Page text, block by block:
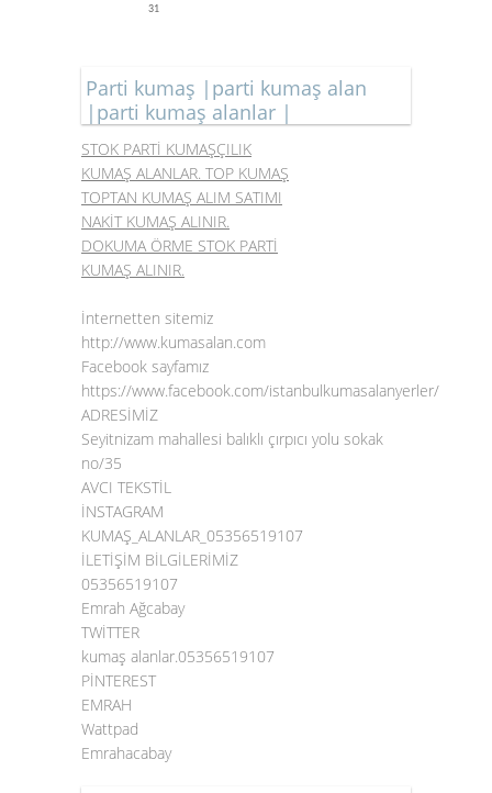
31
Parti kumaş |parti kumaş alan
|parti kumaş alanlar |
STOK PARTİ KUMAŞÇILIK
KUMAŞ ALANLAR. TOP KUMAŞ
TOPTAN KUMAŞ ALIM SATIMI
NAKİT KUMAŞ ALINIR.
DOKUMA ÖRME STOK PARTİ
KUMAŞ ALINIR.
İnternetten sitemiz
http://www.kumasalan.com
Facebook sayfamız
https://www.facebook.com/istanbulkumasalanyerler/
ADRESİMİZ
Seyitnizam mahallesi balıklı çırpıcı yolu sokak
no/35
AVCI TEKSTİL
İNSTAGRAM
KUMAŞ_ALANLAR_05356519107
İLETİŞİM BİLGİLERİMİZ
05356519107
Emrah Ağcabay
TWİTTER
kumaş alanlar.05356519107
PİNTEREST
EMRAH
Wattpad
Emrahacabay